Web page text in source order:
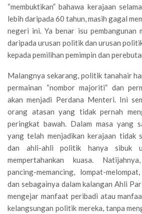
“membuktikan” bahawa kerajaan
lebih daripada 60 tahun, masih gagal
negeri ini. Ya benar isu pembangunan
daripada urusan politik dan urusan
kepada pemilihan pemimpin dan
Malangnya sekarang, politik tanahair
permainan “nombor majoriti” dan
akan menjadi Perdana Menteri. Ini
orang atasan yang tidak pernah
peringkat bawah. Dalam masa yang
yang telah menjadikan kerajaan tidak
dan ahli-ahli politik hanya sibuk
mempertahankan kuasa.
pancing-memancing, lompat-
dan sebagainya dalam kalangan Ahli
mengejar manfaat peribadi atau
kelangsungan politik mereka, tanpa